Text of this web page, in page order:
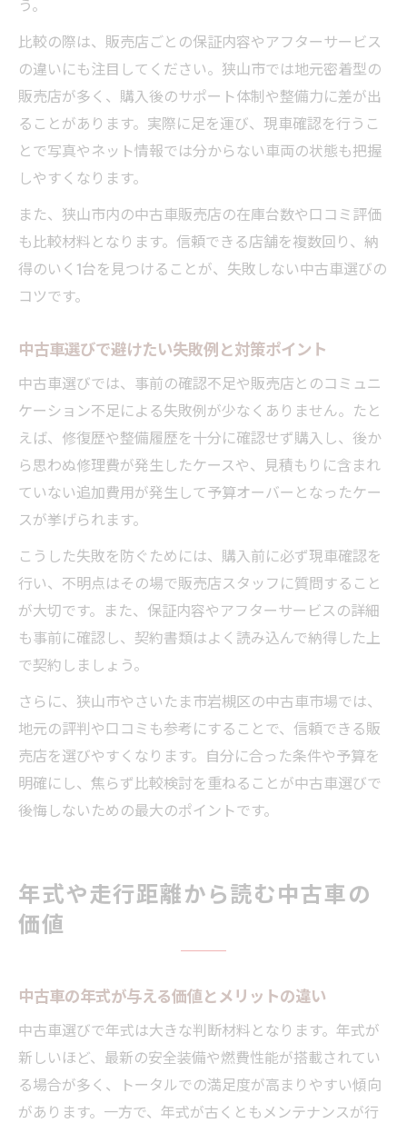
比較の際は、販売店ごとの保証内容やアフターサービス
の違いにも注目してください。狭山市では地元密着型の
販売店が多く、購入後のサポート体制や整備力に差が出
ることがあります。実際に足を運び、現車確認を行うこ
とで写真やネット情報では分からない車両の状態も把握
しやすくなります。
また、狭山市内の中古車販売店の在庫台数や口コミ評価
も比較材料となります。信頼できる店舗を複数回り、納
得のいく1台を見つけることが、失敗しない中古車選びの
コツです。
中古車選びで避けたい失敗例と対策ポイント
中古車選びでは、事前の確認不足や販売店とのコミュニ
ケーション不足による失敗例が少なくありません。たと
えば、修復歴や整備履歴を十分に確認せず購入し、後か
ら思わぬ修理費が発生したケースや、見積もりに含まれ
ていない追加費用が発生して予算オーバーとなったケー
スが挙げられます。
こうした失敗を防ぐためには、購入前に必ず現車確認を
行い、不明点はその場で販売店スタッフに質問すること
が大切です。また、保証内容やアフターサービスの詳細
も事前に確認し、契約書類はよく読み込んで納得した上
で契約しましょう。
さらに、狭山市やさいたま市岩槻区の中古車市場では、
地元の評判や口コミも参考にすることで、信頼できる販
売店を選びやすくなります。自分に合った条件や予算を
明確にし、焦らず比較検討を重ねることが中古車選びで
後悔しないための最大のポイントです。
年式や走行距離から読む中古車の
価値
中古車の年式が与える価値とメリットの違い
中古車選びで年式は大きな判断材料となります。年式が
新しいほど、最新の安全装備や燃費性能が搭載されてい
る場合が多く、トータルでの満足度が高まりやすい傾向
があります。一方で、年式が古くともメンテナンスが行